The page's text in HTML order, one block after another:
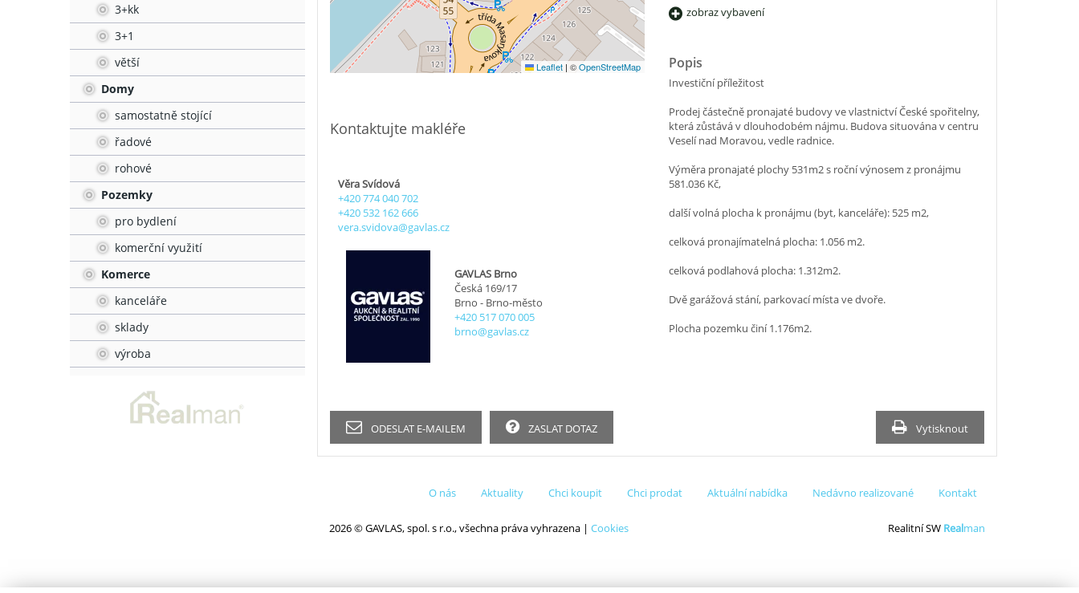
3+kk
3+1
větší
Domy
samostatně stojící
řadové
rohové
Pozemky
pro bydlení
komerční využití
Komerce
kanceláře
sklady
výroba
Leaflet | ©OpenStreetMap
Kontaktujte makléře
Věra Svídová
+420 774 040 702
+420 532 162 666
vera.svidova@gavlas.cz
GAVLAS Brno
Česká 169/17
Brno - Brno-město
+420 517 070 005
brno@gavlas.cz
zobraz vybavení
Popis
Investiční příležitost
Prodej částečně pronajaté budovy ve vlastnictví České spořitelny,
která zůstává v dlouhodobém nájmu. Budova situována v centru
Veselí nad Moravou, vedle radnice.
Výměra pronajaté plochy 531m2 s roční výnosem z pronájmu
581.036 Kč,
další volná plocha k pronájmu (byt, kanceláře): 525 m2,
celková pronajímatelná plocha: 1.056 m2.
celková podlahová plocha: 1.312m2.
Dvě garážová stání, parkovací místa ve dvoře.
Plocha pozemku činí 1.176m2.
ODESLAT E-MAILEM ZASLAT DOTAZ Vytisknout
O nás Aktuality Chci koupit Chci prodat Aktuální nabídka Nedávno realizované Kontakt
2026 © GAVLAS, spol. s r.o., všechna práva vyhrazena | Cookies Realitní SW Realman